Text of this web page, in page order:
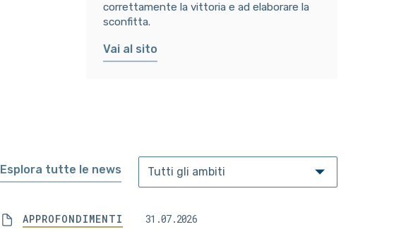
correttamente la vittoria e ad elaborare la
sconfitta.
Vai al sito
Esplora tutte le news
APPROFONDIMENTI 31.07.2026